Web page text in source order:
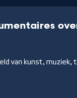
van kunst,